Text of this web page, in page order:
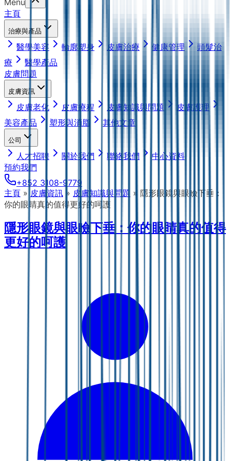
Menu
主頁
治療與產品
醫學美容 輪廓塑身 皮膚治療 健康管理
頭髮治
療
醫學產品
皮膚問題
皮膚資訊
皮膚老化 皮膚療程 皮膚知識與問題
皮膚護理
美容產品
塑形與消脂 其他文章
公司
人才招聘 關於我們 聯絡我們
中心資料
預約我們
+852 3108-9779
主頁 » 皮膚資訊 » 皮膚知識與問題 » 隱形眼鏡與眼瞼下垂：
你的眼睛真的值得更好的呵護
隱形眼鏡與眼瞼下垂：你的眼睛真的值得
更好的呵護